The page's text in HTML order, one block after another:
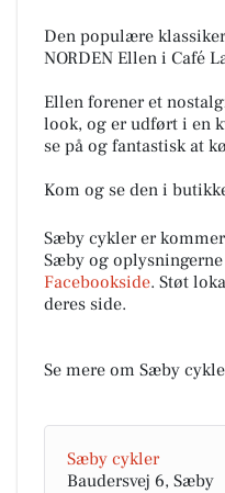
Den populære klassiker
NORDEN Ellen i Café
Ellen forener et
look, og er udført i en
se på og fantastisk at
Kom og se den i
Sæby cykler er
Sæby og
Facebookside. Støt
deres side.
Se mere om Sæby
Sæby cykler
Baudersvej 6, Sæby